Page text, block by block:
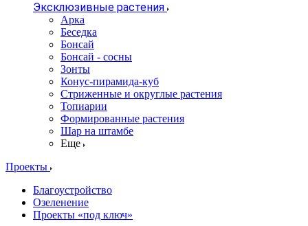
Эксклюзивные растения
Арка
Беседка
Бонсай
Бонсай - сосны
Зонты
Конус-пирамида-куб
Стриженные и округлые растения
Топиарии
Формированные растения
Шар на штамбе
Еще
Проекты
Благоустройство
Озеленение
Проекты «под ключ»